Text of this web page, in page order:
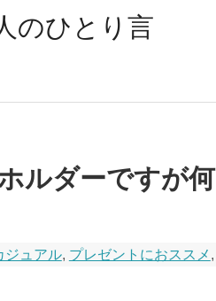
のひとり言
ルダーですが何
ジュアル, プレゼントにおススメ ,